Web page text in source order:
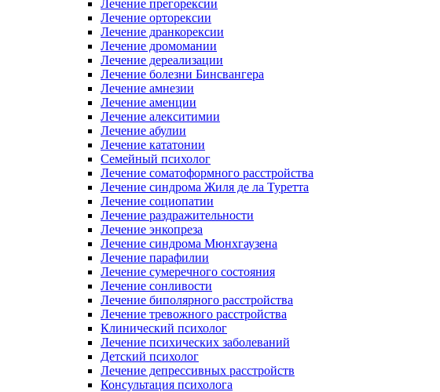
Лечение прегорексии
Лечение орторексии
Лечение дранкорексии
Лечение дромомании
Лечение дереализации
Лечение болезни Бинсвангера
Лечение амнезии
Лечение аменции
Лечение алекситимии
Лечение абулии
Лечение кататонии
Семейный психолог
Лечение соматоформного расстройства
Лечение синдрома Жиля де ла Туретта
Лечение социопатии
Лечение раздражительности
Лечение энкопреза
Лечение синдрома Мюнхгаузена
Лечение парафилии
Лечение сумеречного состояния
Лечение сонливости
Лечение биполярного расстройства
Лечение тревожного расстройства
Клинический психолог
Лечение психических заболеваний
Детский психолог
Лечение депрессивных расстройств
Консультация психолога